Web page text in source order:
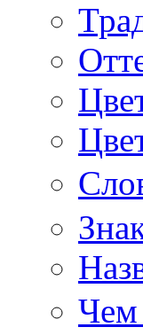
Чем